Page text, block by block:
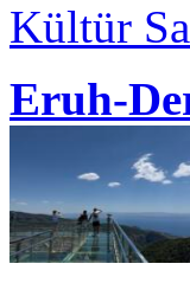
Kültür
Eruh-